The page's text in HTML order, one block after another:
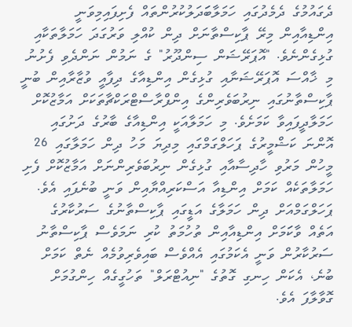
ދެގައުމުގެ ދެމެދުގައި ހަމަލާބަަދަލުކުރުންތައް ފެށިފައިމިވަނީ
އިންޑިއާއިން މިރޭ ޕާކިސްތާނަށް ދިން ކުއްލި ވަރުގަދަ ހަމަލާތަކާއި
ގުޅިގެންނެވެ. "އޮޕަރޭޝަން ސިންދޫރު" ގެ ނަމުން ނަންދެވި ފެށުނު
މި ޚާއްސަ އޮޕަރޭޝަނާއި ގުޅިގެން އިންޑިއާގެ ދިފާއީ ވުޒާރާއިން ބުނީ
ޕާކިސްތާނުގައި ނިރުބަވެރިންގެ އިންފްރާސްޓްރަކްޗާތަކަށް އަމާޒުކޮށް
ހަމަލާދީފައިވާ ކަމަށެވެ. މި ހަމަލާއަކީ އިންޑިއާގެ ބާރުގެ ދަށުގައި
އޮންނަ ކަޝްމީރުގެ ޕަހަލްގަމްގައި މިދިޔަ މަހު ދިން ހަމަލާގައި 26
މީހުން މަރުވި ހާދިސާއާއި ގުޅިގެން ނިރުބަވެރިންނަށް އަމާޒުކޮށް ފެށި
ހަމަލާތަކެއް ކަމަށް އިންޑިއާ އަސްކަރިއްޔާއިން ވަނީ ބުނެފައި އެވެ.
ޕަހަލްގަމްއަށް ދިން ހަމަލާގެ އަޑީގައި ޕާކިސްތާނުގެ ސަރުކާރުގެ
އަތެއް ވާކަަމަށް އިންޑިއާއިން ތުހުމަތު ކުރި ނަމަވެސް ޕާކިސްތާނު
ސަރުކާރުން ވަނީ އެކަމުގައި އެއްވެސް ބައިވެރިވުމެއް ނެތް ކަމަށް
ބުނެ، އެކަން ހިނގި ގޮތުގެ "ނިއުޓްރަލް" ތަހުގީގެއް ހިންގުމަށް
ގޮވާލާފަ އެވެ.